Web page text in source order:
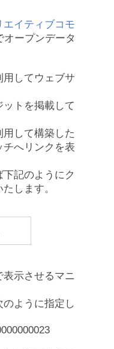
エイティブコモ
ープンデータ
してウェブサ
トを掲載して
して構築した
へリンクを表
記のようにク
します。
示させるマニ
ように指定し